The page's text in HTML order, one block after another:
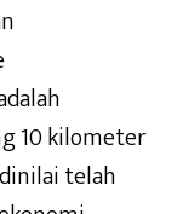
10 kilometer
telah